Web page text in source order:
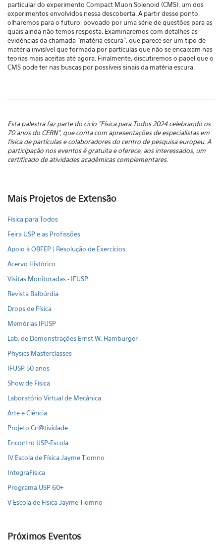
particular do experimento Compact Muon Solenoid (CMS), um dos
experimentos envolvidos nessa descoberta. A partir desse ponto,
olharemos para o futuro, povoado por uma série de questões para as
quais ainda não temos resposta. Examinaremos com detalhes as
evidências da chamada "matéria escura", que parece ser um tipo de
matéria invisível que formada por partículas que não se encaixam nas
teorias mais aceitas até agora. Finalmente, discutiremos o papel que o
CMS pode ter nas buscas por possíveis sinais da matéria escura.
Esta palestra faz parte do ciclo "Física para Todos 2024 celebrando os
70 anos do CERN", que conta com apresentações de especialistas em
física de partículas e colaboradores do centro de pesquisa europeu. A
participação nos eventos é gratuita e oferece, aos interessados, um
certificado de atividades acadêmicas complementares.
Mais Projetos de Extensão
Física para Todos
Feira USP e as Profissões
Apoio à OBFEP | Resolução de Exercícios
Acervo Histórico
Visitas Monitoradas - IFUSP
Revista Balbúrdia
Drops de Física
Memórias IFUSP
Lab. de Demonstrações Ernst W. Hamburger
Physics Masterclasses
IFUSP 50 anos
Show de Física
Laboratório Virtual de Mecânica
Arte e Ciência
Projeto Cri@tividade
Encontro USP-Escola
IV Escola de Física Jayme Tiomno
IntegraFísica
Programa USP 60+
V Escola de Física Jayme Tiomno
Próximos Eventos